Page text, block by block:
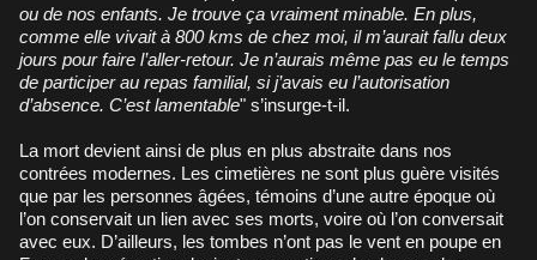
ou de nos enfants. Je trouve ça vraiment minable. En plus,
comme elle vivait à 800 kms de chez moi, il m’aurait fallu deux
jours pour faire l’aller-retour. Je n’aurais même pas eu le temps
de participer au repas familial, si j’avais eu l’autorisation
d’absence. C’est lamentable" s’insurge-t-il.
La mort devient ainsi de plus en plus abstraite dans nos
contrées modernes. Les cimetières ne sont plus guère visités
que par les personnes âgées, témoins d’une autre époque où
l’on conservait un lien avec ses morts, voire où l’on conversait
avec eux. D’ailleurs, les tombes n’ont pas le vent en poupe en